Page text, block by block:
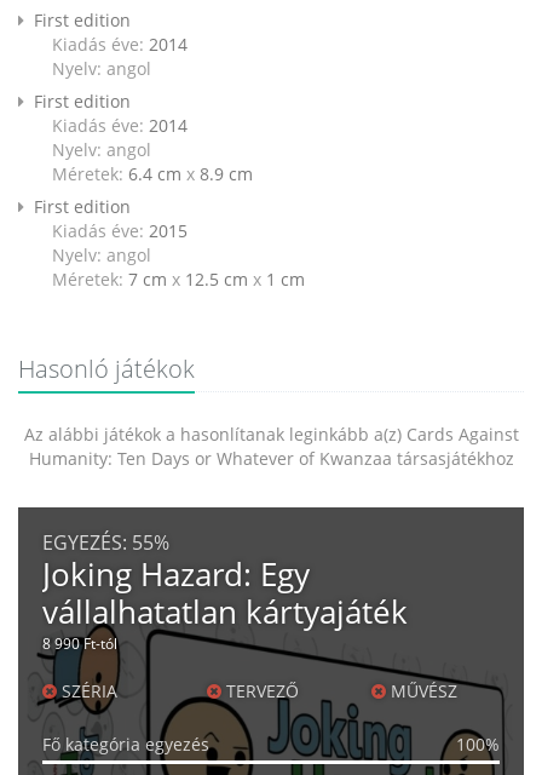
First edition
Kiadás éve: 2014
Nyelv: angol
First edition
Kiadás éve: 2014
Nyelv: angol
Méretek: 6.4 cm x 8.9 cm
First edition
Kiadás éve: 2015
Nyelv: angol
Méretek: 7 cm x 12.5 cm x 1 cm
Hasonló játékok
Az alábbi játékok a hasonlítanak leginkább a(z) Cards Against
Humanity: Ten Days or Whatever of Kwanzaa társasjátékhoz
EGYEZÉS: 55%
Joking Hazard: Egy
vállalhatatlan kártyajáték
8 990 Ft-tól
SZÉRIA TERVEZŐ MŰVÉSZ
Fő kategória egyezés 100%